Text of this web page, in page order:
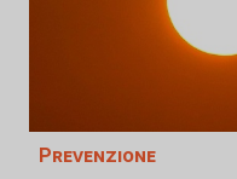
Prevenzione